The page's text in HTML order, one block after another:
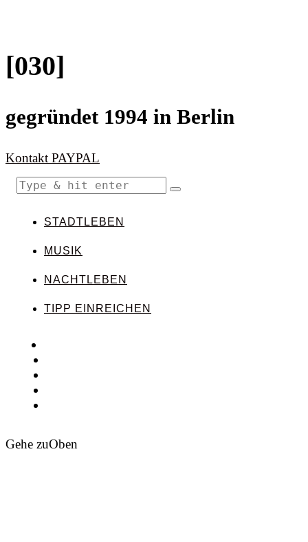
[030]
gegründet 1994 in Berlin
Kontakt PAYPAL
STADTLEBEN
MUSIK
NACHTLEBEN
TIPP EINREICHEN
Gehe zuOben